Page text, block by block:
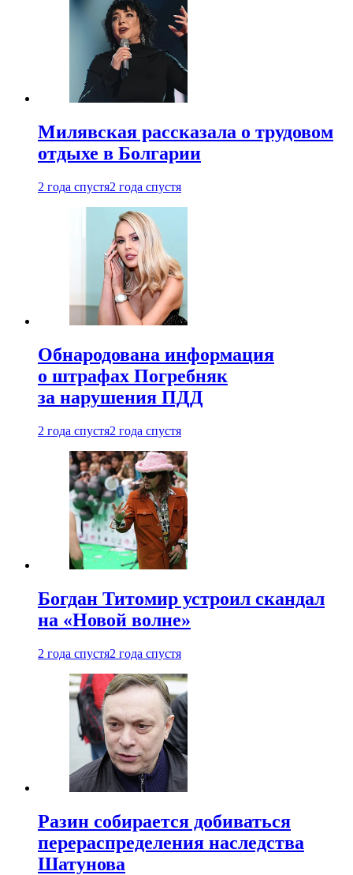
Милявская рассказала о трудовом
отдыхе в Болгарии
2 года спустя2 года спустя
Обнародована информация
о штрафах Погребняк
за нарушения ПДД
2 года спустя2 года спустя
Богдан Титомир устроил скандал
на «Новой волне»
2 года спустя2 года спустя
Разин собирается добиваться
перераспределения наследства
Шатунова